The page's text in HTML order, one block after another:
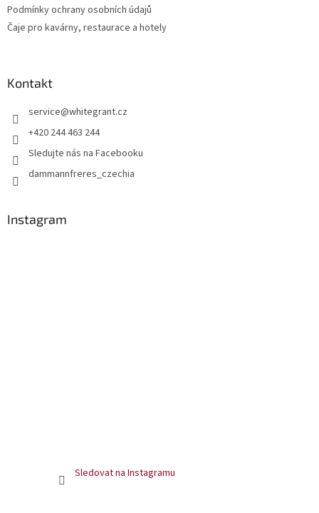
Podmínky ochrany osobních údajů
Čaje pro kavárny, restaurace a hotely
Kontakt
service@whitegrant.cz
+420 244 463 244
Sledujte nás na Facebooku
dammannfreres_czechia
Instagram
Sledovat na Instagramu